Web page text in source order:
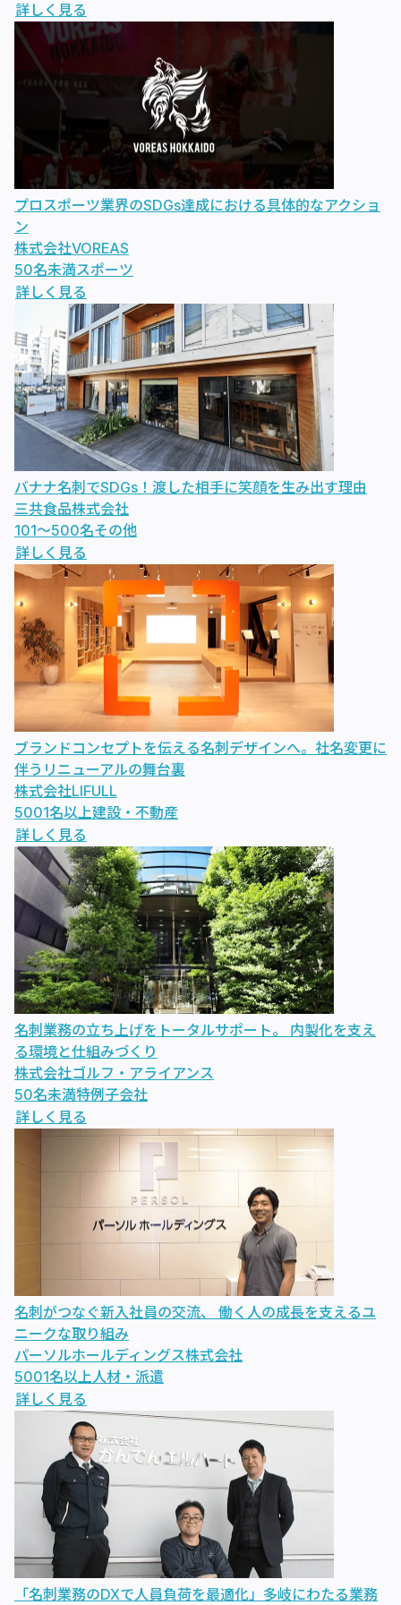
詳しく見る
プロスポーツ業界のSDGs達成における具体的なアクショ
ン
株式会社VOREAS
50名未満スポーツ
詳しく見る
バナナ名刺でSDGs！渡した相手に笑顔を生み出す理由
三共食品株式会社
101〜500名その他
詳しく見る
ブランドコンセプトを伝える名刺デザインへ。社名変更に
伴うリニューアルの舞台裏
株式会社LIFULL
5001名以上建設・不動産
詳しく見る
名刺業務の立ち上げをトータルサポート。 内製化を支え
る環境と仕組みづくり
株式会社ゴルフ・アライアンス
50名未満特例子会社
詳しく見る
名刺がつなぐ新入社員の交流、 働く人の成長を支えるユ
ニークな取り組み
パーソルホールディングス株式会社
5001名以上人材・派遣
詳しく見る
「名刺業務のDXで人員負荷を最適化」多岐にわたる業務